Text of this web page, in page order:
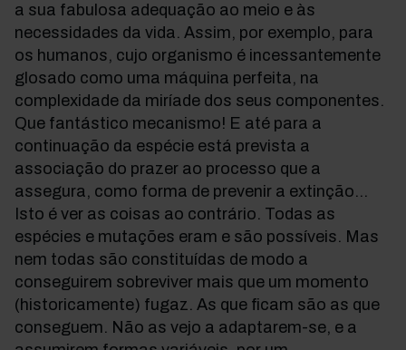
a sua fabulosa adequação ao meio e às
necessidades da vida. Assim, por exemplo, para
os humanos, cujo organismo é incessantemente
glosado como uma máquina perfeita, na
complexidade da miríade dos seus componentes.
Que fantástico mecanismo! E até para a
continuação da espécie está prevista a
associação do prazer ao processo que a
assegura, como forma de prevenir a extinção...
Isto é ver as coisas ao contrário. Todas as
espécies e mutações eram e são possíveis. Mas
nem todas são constituídas de modo a
conseguirem sobreviver mais que um momento
(historicamente) fugaz. As que ficam são as que
conseguem. Não as vejo a adaptarem-se, e a